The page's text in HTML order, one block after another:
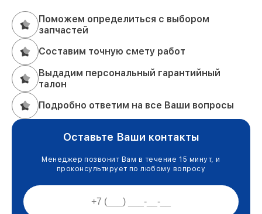
Поможем определиться с выбором
запчастей
Составим точную смету работ
Выдадим персональный гарантийный
талон
Подробно ответим на все Ваши вопросы
Оставьте Ваши контакты
Менеджер позвонит Вам в течение 15 минут, и
проконсультирует по любому вопросу